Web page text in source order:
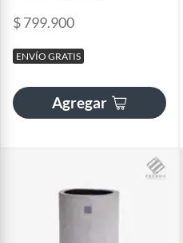
$ 799.900
ENVÍO GRATIS
Agregar